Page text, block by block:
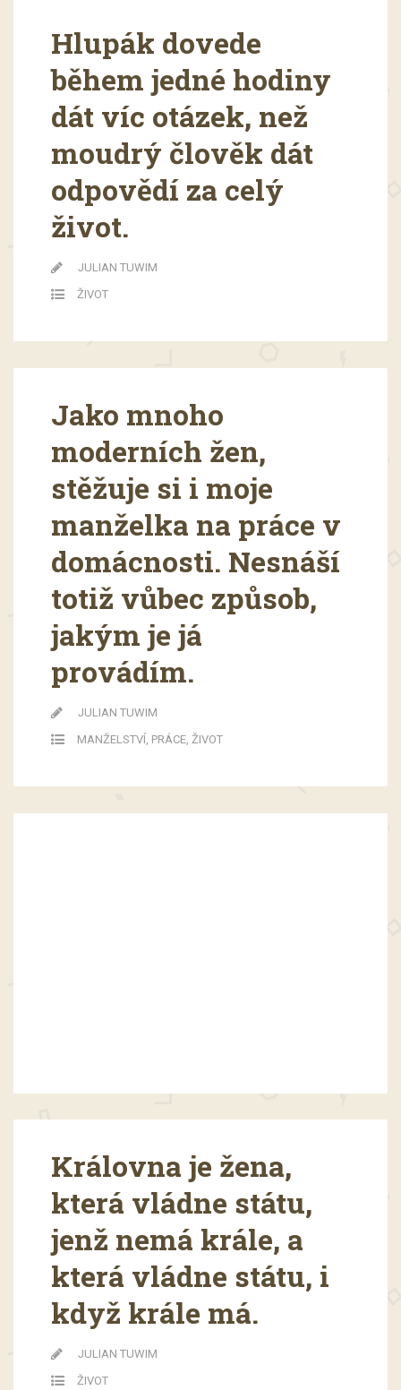
Hlupák dovede
během jedné hodiny
dát víc otázek, než
moudrý člověk dát
odpovědí za celý
život.
JULIAN TUWIM
ŽIVOT
Jako mnoho
moderních žen,
stěžuje si i moje
manželka na práce v
domácnosti. Nesnáší
totiž vůbec způsob,
jakým je já
provádím.
JULIAN TUWIM
MANŽELSTVÍ, PRÁCE, ŽIVOT
Královna je žena,
která vládne státu,
jenž nemá krále, a
která vládne státu, i
když krále má.
JULIAN TUWIM
ŽIVOT